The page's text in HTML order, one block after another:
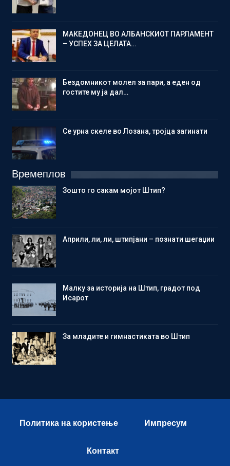
МАКЕДОНЕЦ ВО АЛБАНСКИОТ ПАРЛАМЕНТ
– УСПЕХ ЗА ЦЕЛАТА…
Бездомникот молел за пари, а еден од
гостите му ја дал…
Се урна скеле во Лозана, тројца загинати
Времеплов
Зошто го сакам мојот Штип?
Aприли, ли, ли, штипјани – познати шегаџии
Малку за историја на Штип, градот под
Исарот
Зa младите и гимнастиката во Штип
Политика на користење Импресум
Контакт